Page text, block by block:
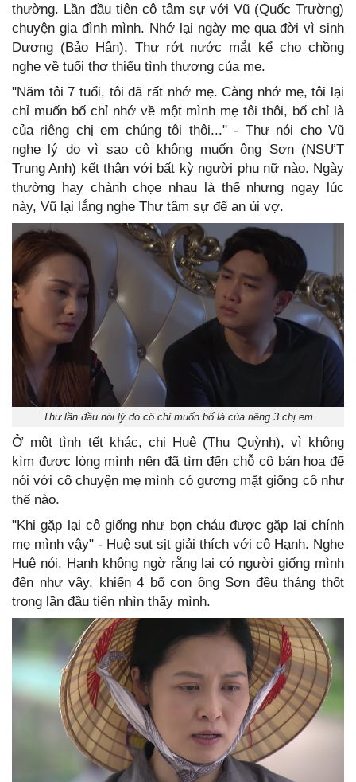
thường. Lần đầu tiên cô tâm sự với Vũ (Quốc Trường)
chuyện gia đình mình. Nhớ lại ngày mẹ qua đời vì sinh
Dương (Bảo Hân), Thư rớt nước mắt kể cho chồng
nghe về tuổi thơ thiếu tình thương của mẹ.
"Năm tôi 7 tuổi, tôi đã rất nhớ mẹ. Càng nhớ mẹ, tôi lại
chỉ muốn bố chỉ nhớ về một mình mẹ tôi thôi, bố chỉ là
của riêng chị em chúng tôi thôi..." - Thư nói cho Vũ
nghe lý do vì sao cô không muốn ông Sơn (NSƯT
Trung Anh) kết thân với bất kỳ người phụ nữ nào. Ngày
thường hay chành chọe nhau là thế nhưng ngay lúc
này, Vũ lại lắng nghe Thư tâm sự để an ủi vợ.
Thư lần đầu nói lý do cô chỉ muốn bố là của riêng 3 chị em
Ở một tình tết khác, chị Huệ (Thu Quỳnh), vì không
kìm được lòng mình nên đã tìm đến chỗ cô bán hoa để
nói với cô chuyện mẹ mình có gương mặt giống cô như
thế nào.
"Khi gặp lại cô giống như bọn cháu được gặp lại chính
mẹ mình vậy" - Huệ sụt sịt giải thích với cô Hạnh. Nghe
Huệ nói, Hạnh không ngờ rằng lại có người giống mình
đến như vậy, khiến 4 bố con ông Sơn đều thảng thốt
trong lần đầu tiên nhìn thấy mình.